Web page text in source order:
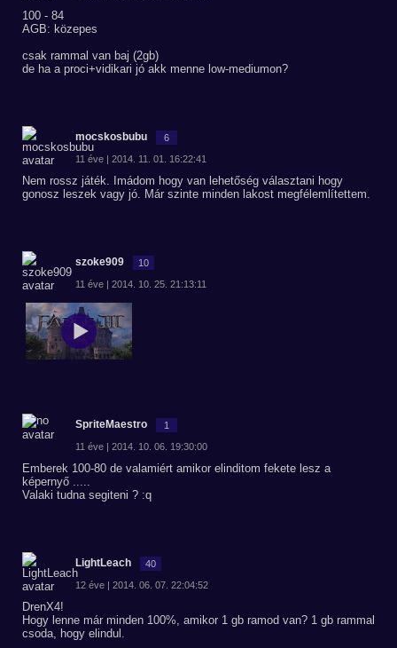
100 - 84
AGB: közepes
csak rammal van baj (2gb)
de ha a proci+vidikari jó akk menne low-mediumon?
mocskosbubu 6
11 éve | 2014. 11. 01. 16:22:41
Nem rossz játék. Imádom hogy van lehetőség választani hogy
gonosz leszek vagy jó. Már szinte minden lakost megfélemlítettem.
szoke909 10
11 éve | 2014. 10. 25. 21:13:11
SpriteMaestro 1
11 éve | 2014. 10. 06. 19:30:00
Emberek 100-80 de valamiért amikor elinditom fekete lesz a
képernyő .....
Valaki tudna segiteni ? :q
LightLeach 40
12 éve | 2014. 06. 07. 22:04:52
DrenX4!
Hogy lenne már minden 100%, amikor 1 gb ramod van? 1 gb rammal
csoda, hogy elindul.